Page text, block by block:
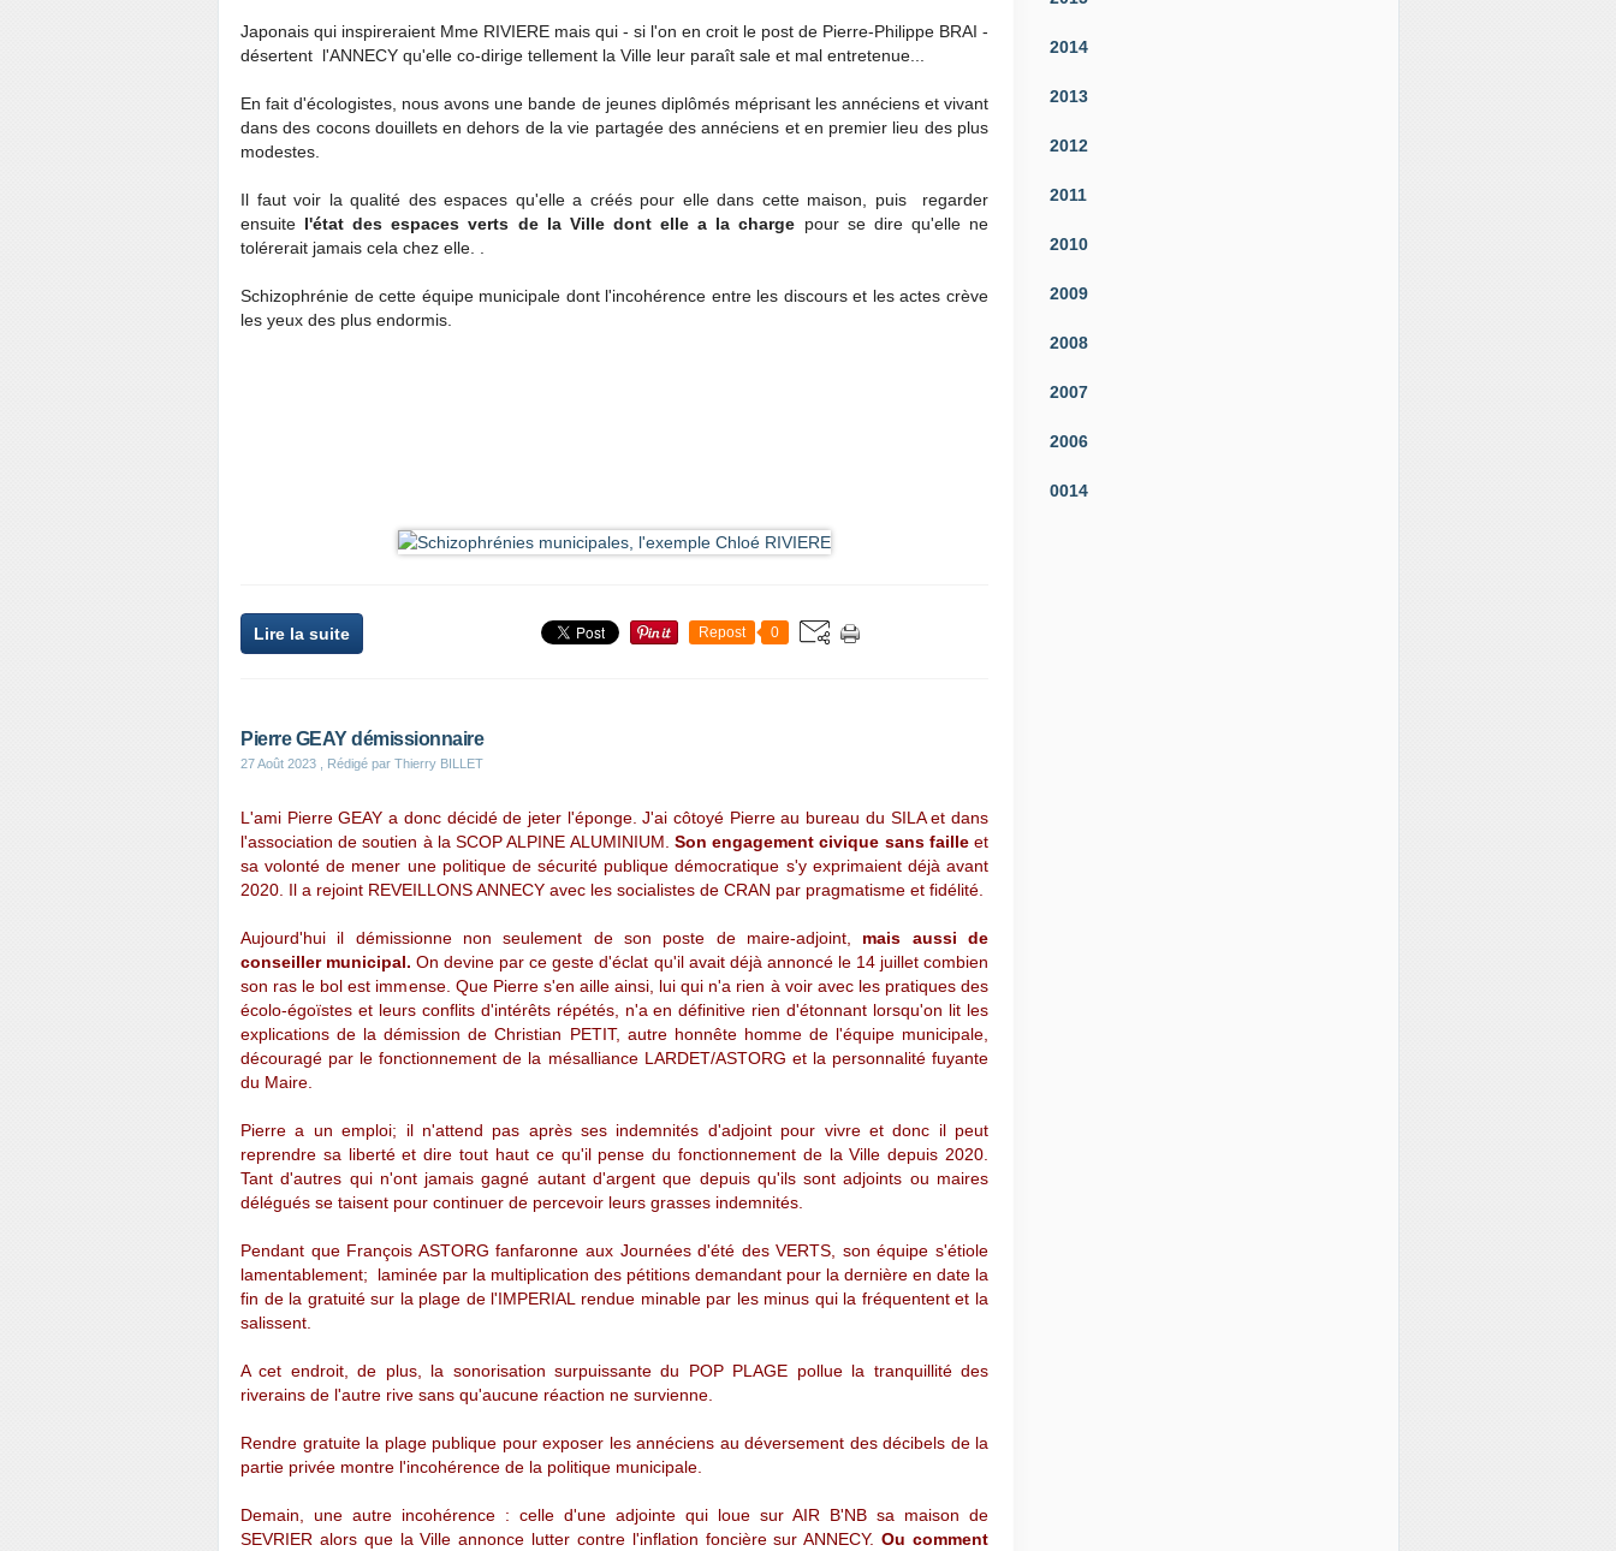
Japonais qui inspireraient Mme RIVIERE mais qui - si l'on en croit le post de Pierre-Philippe BRAI -
désertent l'ANNECY qu'elle co-dirige tellement la Ville leur paraît sale et mal entretenue...
En fait d'écologistes, nous avons une bande de jeunes diplômés méprisant les annéciens et vivant
dans des cocons douillets en dehors de la vie partagée des annéciens et en premier lieu des plus
modestes.
Il faut voir la qualité des espaces qu'elle a créés pour elle dans cette maison, puis regarder
ensuite l'état des espaces verts de la Ville dont elle a la charge pour se dire qu'elle ne
tolérerait jamais cela chez elle. .
Schizophrénie de cette équipe municipale dont l'incohérence entre les discours et les actes crève
les yeux des plus endormis.
Lire la suite Repost 0
Pierre GEAY démissionnaire
27 Août 2023 , Rédigé par Thierry BILLET
L'ami Pierre GEAY a donc décidé de jeter l'éponge. J'ai côtoyé Pierre au bureau du SILA et dans
l'association de soutien à la SCOP ALPINE ALUMINIUM. Son engagement civique sans failleet
sa volonté de mener une politique de sécurité publique démocratique s'y exprimaient déjà avant
2020. Il a rejoint REVEILLONS ANNECY avec les socialistes de CRAN par pragmatisme et fidélité.
Aujourd'hui il démissionne non seulement de son poste de maire-adjoint, mais aussi de
conseiller municipal. On devine par ce geste d'éclat qu'il avait déjà annoncé le 14 juillet combien
son ras le bol est immense. Que Pierre s'en aille ainsi, lui qui n'a rien à voir avec les pratiques des
écolo-égoïstes et leurs conflits d'intérêts répétés, n'a en définitive rien d'étonnant lorsqu'on lit les
explications de la démission de Christian PETIT, autre honnête homme de l'équipe municipale,
découragé par le fonctionnement de la mésalliance LARDET/ASTORG et la personnalité fuyante
du Maire.
Pierre a un emploi; il n'attend pas après ses indemnités d'adjoint pour vivre et donc il peut
reprendre sa liberté et dire tout haut ce qu'il pense du fonctionnement de la Ville depuis 2020.
Tant d'autres qui n'ont jamais gagné autant d'argent que depuis qu'ils sont adjoints ou maires
délégués se taisent pour continuer de percevoir leurs grasses indemnités.
Pendant que François ASTORG fanfaronne aux Journées d'été des VERTS, son équipe s'étiole
lamentablement; laminée par la multiplication des pétitions demandant pour la dernière en date la
fin de la gratuité sur la plage de l'IMPERIAL rendue minable par les minus qui la fréquentent et la
salissent.
A cet endroit, de plus, la sonorisation surpuissante du POP PLAGE pollue la tranquillité des
riverains de l'autre rive sans qu'aucune réaction ne survienne.
Rendre gratuite la plage publique pour exposer les annéciens au déversement des décibels de la
partie privée montre l'incohérence de la politique municipale.
Demain, une autre incohérence : celle d'une adjointe qui loue sur AIR B'NB sa maison de
SEVRIER alors que la Ville annonce lutter contre l'inflation foncière sur ANNECY. Ou comment
2014
2013
2012
2011
2010
2009
2008
2007
2006
0014